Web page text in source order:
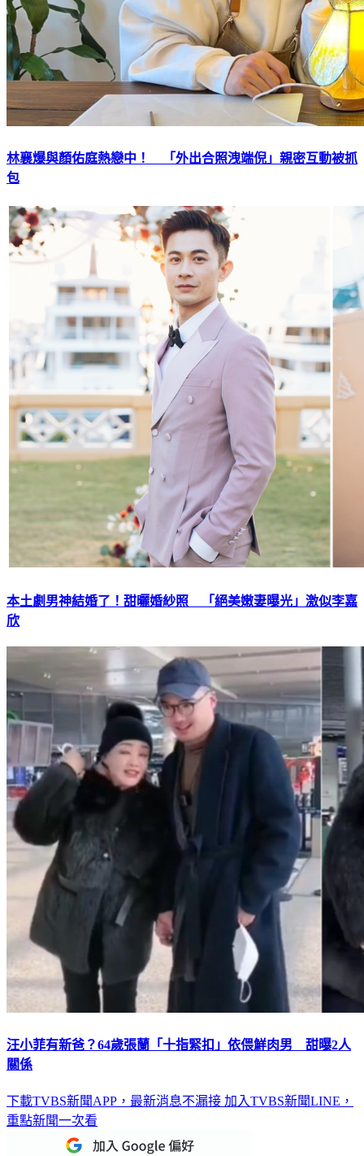
林襄爆與顏佑庭熱戀中！ 「外出合照洩端倪」親密互動被抓
包
本土劇男神結婚了！甜曬婚紗照 「絕美嫩妻曝光」激似李嘉
欣
汪小菲有新爸？64歲張蘭「十指緊扣」依偎鮮肉男 甜曝2人
關係
下載TVBS新聞APP，最新消息不漏接 加入TVBS新聞LINE，
重點新聞一次看